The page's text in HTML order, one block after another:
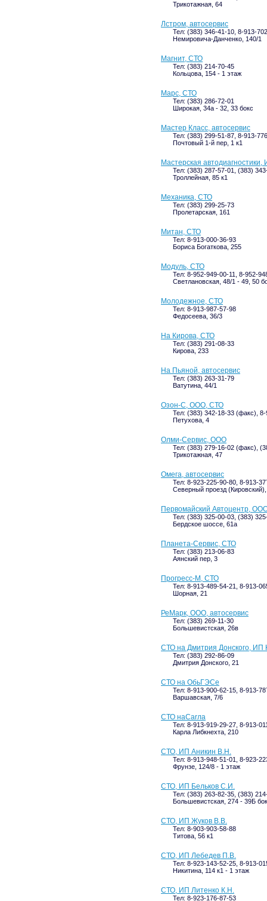
Трикотажная, 64
Лстром, автосервис
Тел: (383) 346-41-10, 8-913-
Немировича-Данченко, 140/1
Магнит, СТО
Тел: (383) 214-70-45
Кольцова, 154 - 1 этаж
Марс, СТО
Тел: (383) 286-72-01
Широкая, 34а - 32, 33 бокс
Мастер Класс, автосервис
Тел: (383) 299-51-87, 8-913-
Почтовый 1-й пер, 1 к1
Мастерская
Тел: (383) 287-57-01, (383)
Троллейная, 85 к1
Механика, СТО
Тел: (383) 299-25-73
Пролетарская, 161
Митан, СТО
Тел: 8-913-000-36-93
Бориса Богаткова, 255
Модуль, СТО
Тел: 8-952-949-00-11, 8-952-
Светлановская, 48/1 - 49, 50
Молодежное, СТО
Тел: 8-913-987-57-98
Федосеева, 36/3
На Кирова, СТО
Тел: (383) 291-08-33
Кирова, 233
На Пьяной, автосервис
Тел: (383) 263-31-79
Ватутина, 44/1
Озон-С, ООО, СТО
Тел: (383) 342-18-33 (факс),
Петухова, 4
Олми-Сервис, ООО
Тел: (383) 279-16-02 (факс),
Трикотажная, 47
Омега, автосервис
Тел: 8-923-225-90-80, 8-913-
Северный проезд
Первомайский Автоцентр,
Тел: (383) 325-00-03, (383)
Бердское шоссе, 61а
Планета-Сервис, СТО
Тел: (383) 213-06-83
Аянский пер, 3
Прогресс-М, СТО
Тел: 8-913-489-54-21, 8-913-
Шорная, 21
РеМарк, ООО, автосервис
Тел: (383) 269-11-30
Большевистская, 26в
СТО на Дмитрия Донского, ИП
Тел: (383) 292-86-09
Дмитрия Донского, 21
СТО на ОбьГЭСе
Тел: 8-913-900-62-15, 8-913-
Варшавская, 7/6
СТО наCarла
Тел: 8-913-919-29-27, 8-913-
Карла Либкнехта, 210
СТО, ИП Аникин В.Н.
Тел: 8-913-948-51-01, 8-923-
Фрунзе, 124/8 - 1 этаж
СТО, ИП Бельков С.И.
Тел: (383) 263-82-35, (383)
Большевистская, 274 - 39Б
СТО, ИП Жуков В.В.
Тел: 8-903-903-58-88
Титова, 56 к1
СТО, ИП Лебедев П.В.
Тел: 8-923-143-52-25, 8-913-
Никитина, 114 к1 - 1 этаж
СТО, ИП Литенко К.Н.
Тел: 8-923-176-87-53